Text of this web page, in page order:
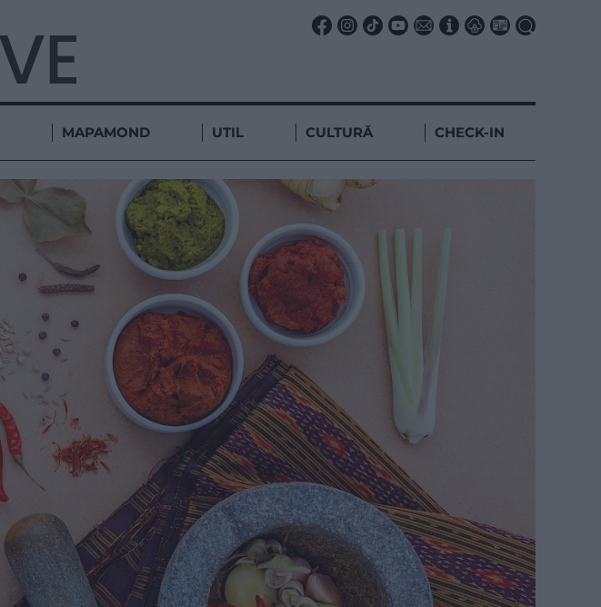
MAPAMOND UTIL CULTURĂ CHECK-IN